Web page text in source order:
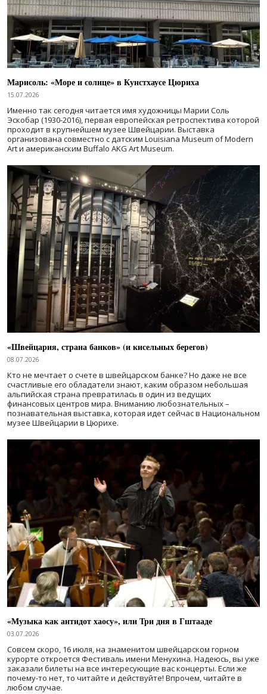
Марисоль: «Море и солнце» в Кунстхаусе Цюриха
15.07.2026
Именно так сегодня читается имя художницы Марии Соль
Эскобар (1930-2016), первая европейская ретроспектива которой
проходит в крупнейшем музее Швейцарии. Выставка
организована совместно с датским Louisiana Museum of Modern
Art и американским Buffalo AKG Art Museum.
«Швейцария, страна банков» (и кисельных берегов)
08.07.2026
Кто не мечтает о счете в швейцарском банке? Но даже не все
счастливые его обладатели знают, каким образом небольшая
альпийская страна превратилась в один из ведущих
финансовых центров мира. Вниманию любознательных –
познавательная выставка, которая идет сейчас в Национальном
музее Швейцарии в Цюрихе.
«Музыка как антидот хаосу», или Три дня в Гштааде
03.07.2026
Совсем скоро, 16 июля, на знаменитом швейцарском горном
курорте откроется Фестиваль имени Менухина. Надеюсь, вы уже
заказали билеты на все интересующие вас концерты. Если же
почему-то нет, то читайте и действуйте! Впрочем, читайте в
любом случае.